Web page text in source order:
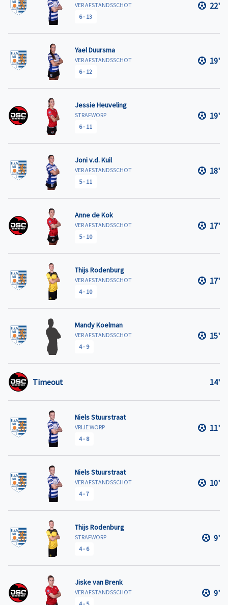
VER AFSTANDSSCHOT
6- 13
22'
Yael Duursma
VER AFSTANDSSCHOT
6- 12
19'
Jessie Heuveling
STRAFWORP
6- 11
19'
Joni v.d. Kuil
VER AFSTANDSSCHOT
5- 11
18'
Anne de Kok
VER AFSTANDSSCHOT
5- 10
17'
Thijs Rodenburg
VER AFSTANDSSCHOT
4- 10
17'
Mandy Koelman
VER AFSTANDSSCHOT
4- 9
15'
Timeout 14'
Niels Stuurstraat
VRIJE WORP
4- 8
11'
Niels Stuurstraat
VER AFSTANDSSCHOT
4-7
10'
Thijs Rodenburg
STRAFWORP
4- 6
9'
Jiske van Brenk
VER AFSTANDSSCHOT
9'